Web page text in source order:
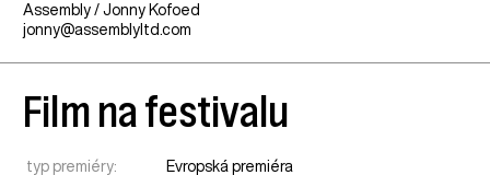
Assembly / Jonny Kofoed
jonny@assemblyltd.com
Film na festivalu
typ premiéry:
Evropská premiéra